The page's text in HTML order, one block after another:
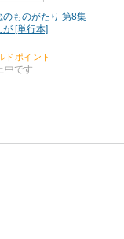
のものがたり 第8集－
が [単行本]
ドポイント
中です